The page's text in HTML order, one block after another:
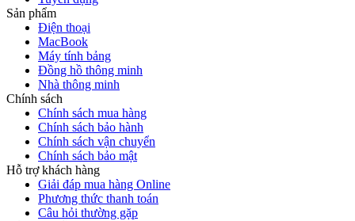
Sản phẩm
Điện thoại
MacBook
Máy tính bảng
Đồng hồ thông minh
Nhà thông minh
Chính sách
Chính sách mua hàng
Chính sách bảo hành
Chính sách vận chuyển
Chính sách bảo mật
Hỗ trợ khách hàng
Giải đáp mua hàng Online
Phương thức thanh toán
Câu hỏi thường gặp